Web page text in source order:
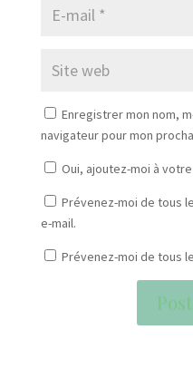
Enregistrer mon nom,
navigateur pour mon
Oui, ajoutez-moi à
Prévenez-moi de tous
e-mail.
Prévenez-moi de tous